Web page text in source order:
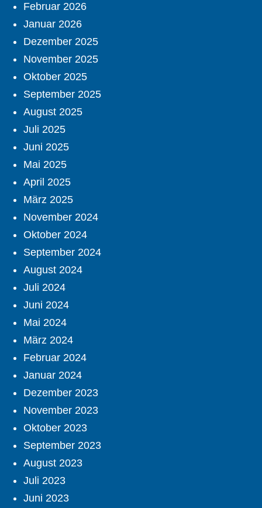
Februar 2026
Januar 2026
Dezember 2025
November 2025
Oktober 2025
September 2025
August 2025
Juli 2025
Juni 2025
Mai 2025
April 2025
März 2025
November 2024
Oktober 2024
September 2024
August 2024
Juli 2024
Juni 2024
Mai 2024
März 2024
Februar 2024
Januar 2024
Dezember 2023
November 2023
Oktober 2023
September 2023
August 2023
Juli 2023
Juni 2023